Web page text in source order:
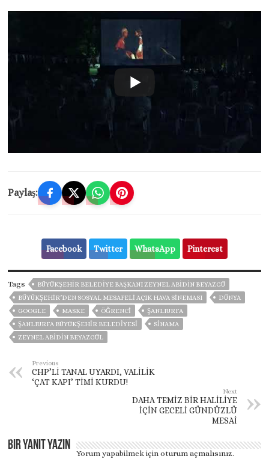
Paylaş:
Facebook Twitter WhatsApp Pinterest
Tags
BÜYÜKŞEHIR BELEDIYE BAŞKANI ZEYNEL ABIDIN BEYAZGÜ
BÜYÜKŞEHİR’DEN SOSYAL MESAFELİ AÇIK HAVA SİNEMASI
DÜNYA
GOOGLE
MASKE ÖĞRENCI
ŞANLIURFA
ŞANLIURFA BÜYÜKŞEHIR BELEDIYESI
SINAMA
ZEYNEL ABİDİN BEYAZGÜL
Previous
CHP’Lİ TANAL UYARDI, VALİLİK
‘ÇAT KAPI’ TİMİ KURDU!
Next
DAHA TEMİZ BİR HALİLİYE
İÇİN GECELİ GÜNDÜZLÜ
MESAİ
Bir yanıt yazın
Yorum yapabilmek içinoturum açmalısınız.